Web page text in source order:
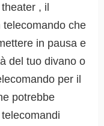
, il
che
in pausa e
del tuo divano o
per il
potrebbe